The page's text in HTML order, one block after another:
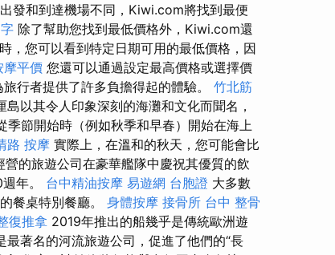
發和到達機場不同，Kiwi.com將找到最便
除了幫助您找到最低價格外，Kiwi.com還
，您可以看到特定日期可用的最低價格，因
摩平價 您還可以通過設定最高價格或選擇價
行者提供了許多負擔得起的體驗。 竹北筋
島以其令人印象深刻的海灘和文化而聞名，
季節開始時（例如秋季和早春）開始在海上
路 按摩 實際上，在溫和的秋天，您可能會比
的旅遊公司在豪華艦隊中慶祝其優質的飲
年。 台中精油按摩 易遊網 台胞證 大多數
餐桌特別餐廳。 身體按摩 接骨所 台中 整骨
復推拿 2019年推出的船幾乎是傳統歐洲遊
最著名的河流旅遊公司，促進了他們的“長